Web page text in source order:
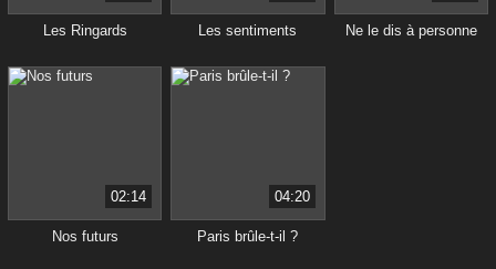
Les Ringards Les sentiments Ne le dis à personne
02:14
Nos futurs
04:20
Paris brûle-t-il ?